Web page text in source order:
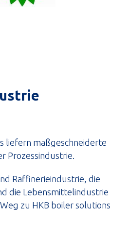
liefern maßgeschneiderte
Prozessindustrie.
Raffinerieindustrie, die
die Lebensmittelindustrie
zu HKB boiler solutions